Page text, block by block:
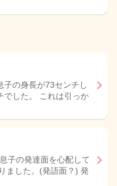
子の身長が73センチし
でした。 これは引っか
の発達面を心配して
ました。(発語面？) 発